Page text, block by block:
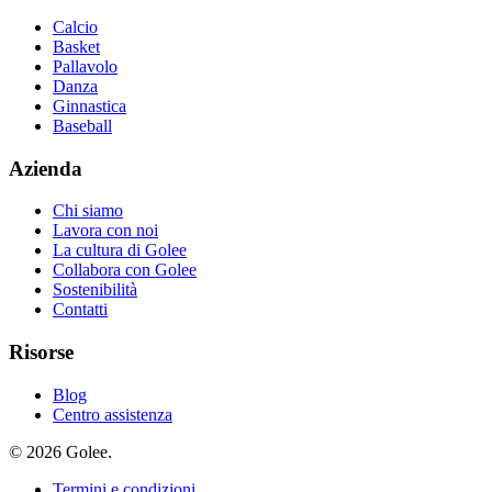
Calcio
Basket
Pallavolo
Danza
Ginnastica
Baseball
Azienda
Chi siamo
Lavora con noi
La cultura di Golee
Collabora con Golee
Sostenibilità
Contatti
Risorse
Blog
Centro assistenza
© 2026 Golee.